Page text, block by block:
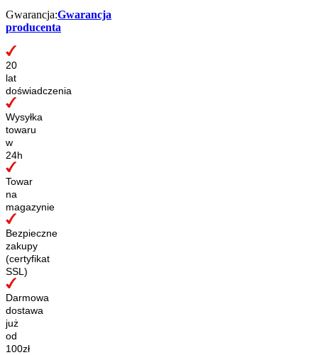
Gwarancja:Gwarancja
producenta
20
lat
doświadczenia
Wysyłka
towaru
w
24h
Towar
na
magazynie
Bezpieczne
zakupy
(certyfikat
SSL)
Darmowa
dostawa
już
od
100zł